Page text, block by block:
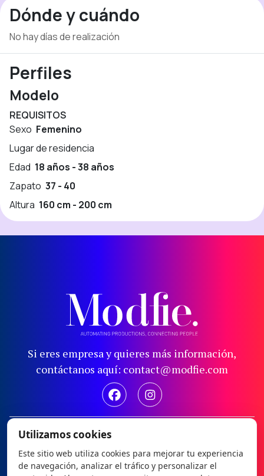
Dónde y cuándo
No hay días de realización
Perfiles
Modelo
REQUISITOS
Sexo Femenino
Lugar de residencia
Edad 18 años - 38 años
Zapato 37 - 40
Altura 160 cm - 200 cm
Si eres empresa y quieres más información,
contáctanos aquí: contact@modfie.com
Política de privacidad
Política de cookies
Utilizamos cookies
Este sitio web utiliza cookies para mejorar tu experiencia
de navegación, analizar el tráfico y personalizar el